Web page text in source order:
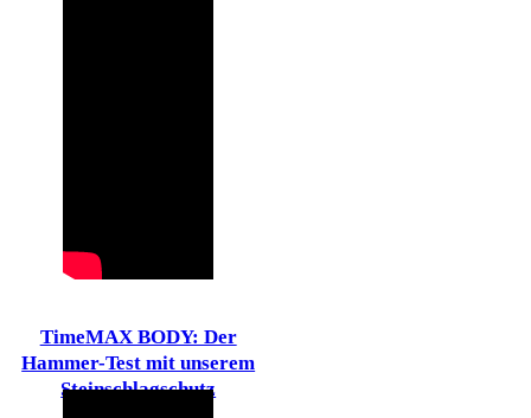
TimeMAX BODY: Der
Hammer-Test mit unserem
Steinschlagschutz